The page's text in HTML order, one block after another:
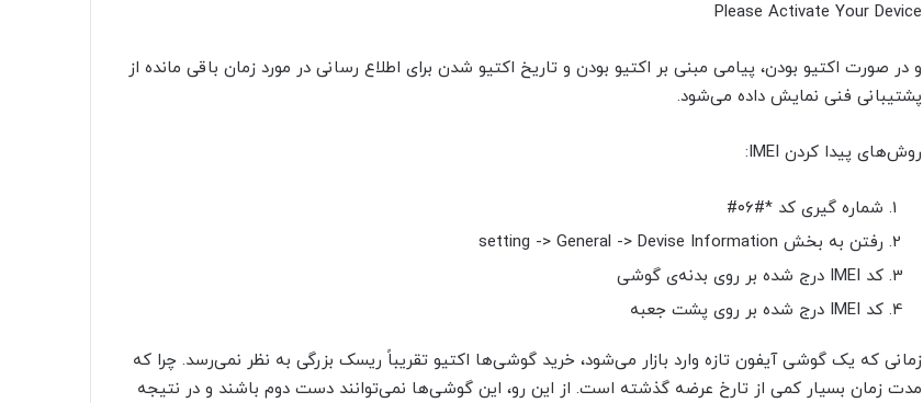
Please Activate Your Device
و در صورت اکتیو بودن، پیامی مبنی بر اکتیو بودن و تاریخ اکتیو شدن برای اطلاع ‌رسانی در مورد زمان باقی مانده از
پشتیبانی فنی نمایش داده می‌شود.
روش‌های پیدا کردن IMEI:
شماره گیری کد *#۰۶#
رفتن به بخش setting -> General -> Devise Information
کد IMEI درج شده بر روی بدنه‌ی گوشی
کد IMEI درج شده بر روی پشت جعبه
زمانی که یک گوشی آیفون تازه وارد بازار می‌شود، خرید گوشی‌ها اکتیو تقریباً ریسک بزرگی به نظر نمی‌رسد. چرا که
مدت زمان بسیار کمی از تارخ عرضه گذشته است. از این رو، این گوشی‌ها نمی‌توانند دست دوم باشند و در نتیجه